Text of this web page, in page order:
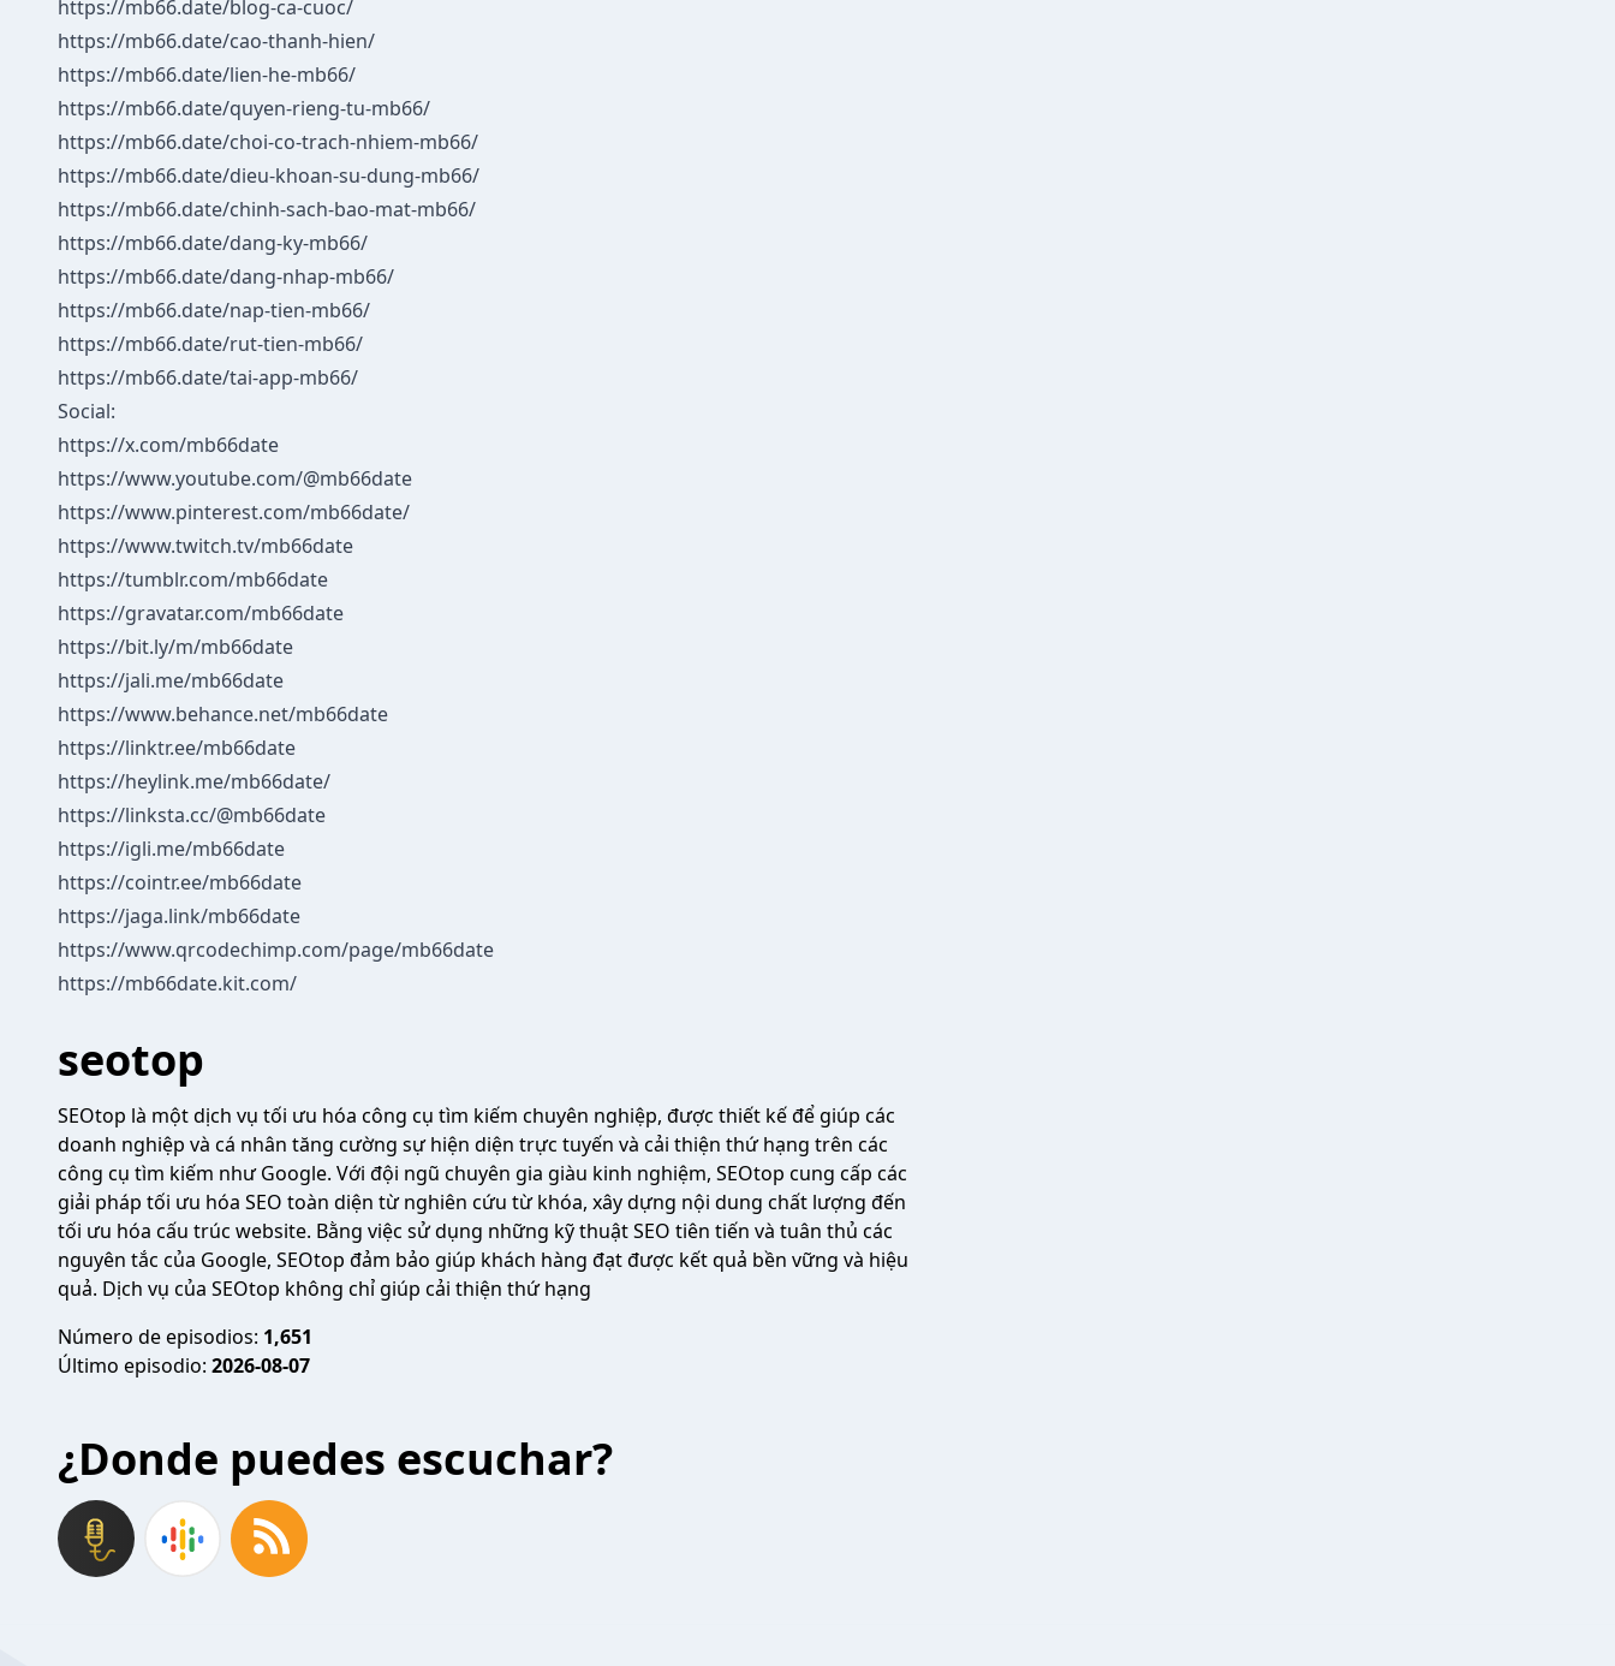
https://mb66.date/blog-ca-cuoc/
https://mb66.date/cao-thanh-hien/
https://mb66.date/lien-he-mb66/
https://mb66.date/quyen-rieng-tu-mb66/
https://mb66.date/choi-co-trach-nhiem-mb66/
https://mb66.date/dieu-khoan-su-dung-mb66/
https://mb66.date/chinh-sach-bao-mat-mb66/
https://mb66.date/dang-ky-mb66/
https://mb66.date/dang-nhap-mb66/
https://mb66.date/nap-tien-mb66/
https://mb66.date/rut-tien-mb66/
https://mb66.date/tai-app-mb66/
Social:
https://x.com/mb66date
https://www.youtube.com/@mb66date
https://www.pinterest.com/mb66date/
https://www.twitch.tv/mb66date
https://tumblr.com/mb66date
https://gravatar.com/mb66date
https://bit.ly/m/mb66date
https://jali.me/mb66date
https://www.behance.net/mb66date
https://linktr.ee/mb66date
https://heylink.me/mb66date/
https://linksta.cc/@mb66date
https://igli.me/mb66date
https://cointr.ee/mb66date
https://jaga.link/mb66date
https://www.qrcodechimp.com/page/mb66date
https://mb66date.kit.com/
seotop
SEOtop là một dịch vụ tối ưu hóa công cụ tìm kiếm chuyên nghiệp, được thiết kế để giúp các
doanh nghiệp và cá nhân tăng cường sự hiện diện trực tuyến và cải thiện thứ hạng trên các
công cụ tìm kiếm như Google. Với đội ngũ chuyên gia giàu kinh nghiệm, SEOtop cung cấp các
giải pháp tối ưu hóa SEO toàn diện từ nghiên cứu từ khóa, xây dựng nội dung chất lượng đến
tối ưu hóa cấu trúc website. Bằng việc sử dụng những kỹ thuật SEO tiên tiến và tuân thủ các
nguyên tắc của Google, SEOtop đảm bảo giúp khách hàng đạt được kết quả bền vững và hiệu
quả. Dịch vụ của SEOtop không chỉ giúp cải thiện thứ hạng
Número de episodios: 1,651
Último episodio: 2026-08-07
¿Donde puedes escuchar?